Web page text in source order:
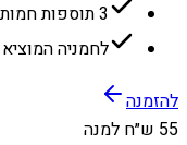
3 תוספות חמות
לחמניה
להזמנה
55 ש״ח למנה